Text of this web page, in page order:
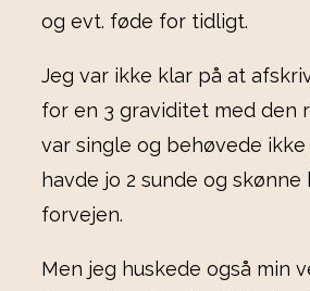
og evt. føde for tidligt.
Jeg var ikke klar på at
for en 3 graviditet med den
var single og behøvede
havde jo 2 sunde og skønne
forvejen.
Men jeg huskede også min